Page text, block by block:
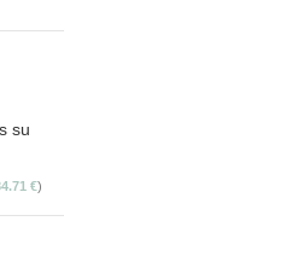
su
€)